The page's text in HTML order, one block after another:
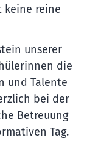
keine reine
unserer
die
und Talente
bei der
Betreuung
Tag.